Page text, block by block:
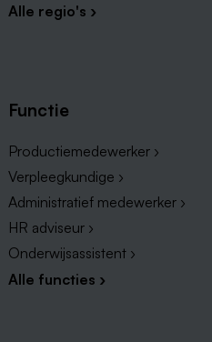
Alle regio's ›
Functie
Productiemedewerker ›
Verpleegkundige ›
Administratief medewerker ›
HR adviseur ›
Onderwijsassistent ›
Alle functies ›